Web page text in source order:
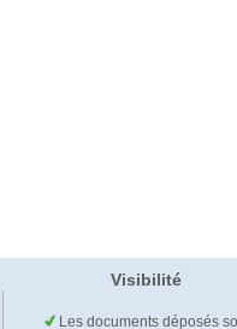
Visibilité
Les documents déposés